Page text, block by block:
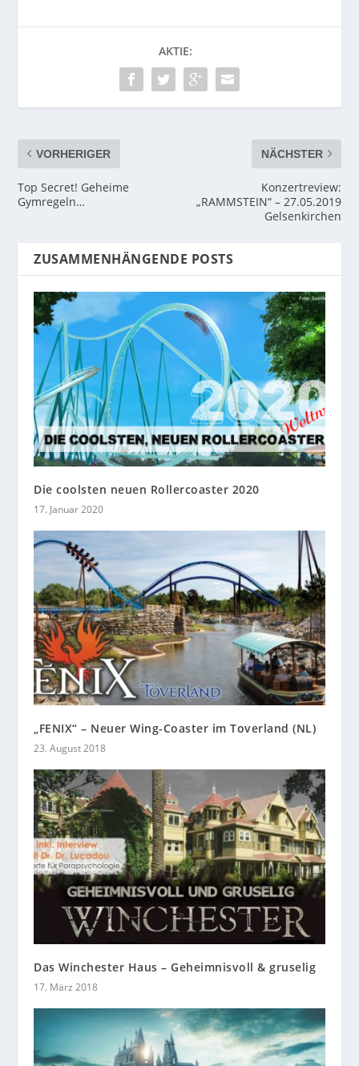
AKTIE:
VORHERIGER
Top Secret! Geheime
Gymregeln…
NÄCHSTER
Konzertreview:
„RAMMSTEIN“ – 27.05.2019
Gelsenkirchen
ZUSAMMENHÄNGENDE POSTS
Die coolsten neuen Rollercoaster 2020
17. Januar 2020
„FENIX“ – Neuer Wing-Coaster im Toverland (NL)
23. August 2018
Das Winchester Haus – Geheimnisvoll & gruselig
17. März 2018